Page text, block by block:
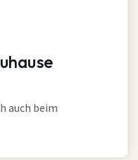
auch beim